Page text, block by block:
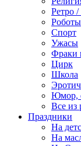
Ретро
Роботы
Спорт
Ужасы
Фраки
Цирк
Школа
Юмор,
Все из
Праздники
На
На